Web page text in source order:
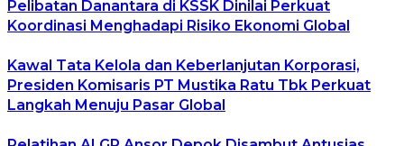
Pelibatan Danantara di KSSK Dinilai Perkuat
Koordinasi Menghadapi Risiko Ekonomi Global
Kawal Tata Kelola dan Keberlanjutan Korporasi,
Presiden Komisaris PT Mustika Ratu Tbk Perkuat
Langkah Menuju Pasar Global